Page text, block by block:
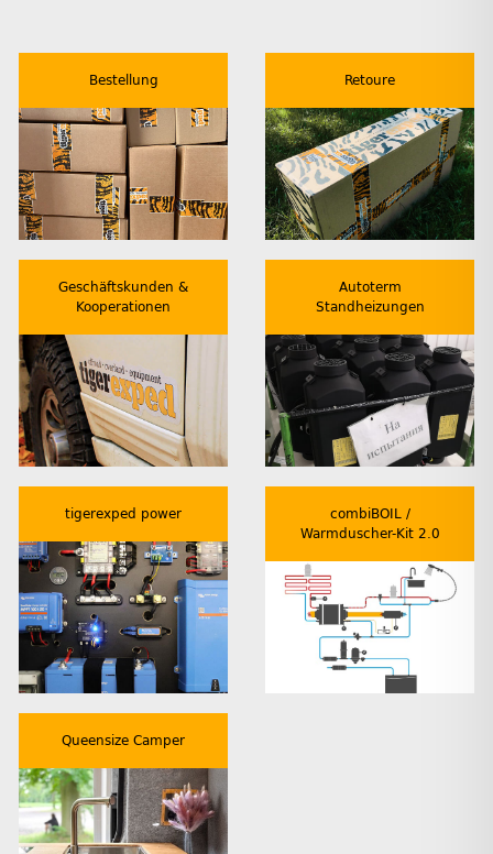
Bestellung Retoure
Geschäftskunden &
Kooperationen
Autoterm
Standheizungen
tigerexped power
combiBOIL /
Warmduscher-Kit 2.0
Queensize Camper